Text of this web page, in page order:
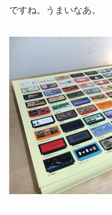
ですね。うまいなあ。